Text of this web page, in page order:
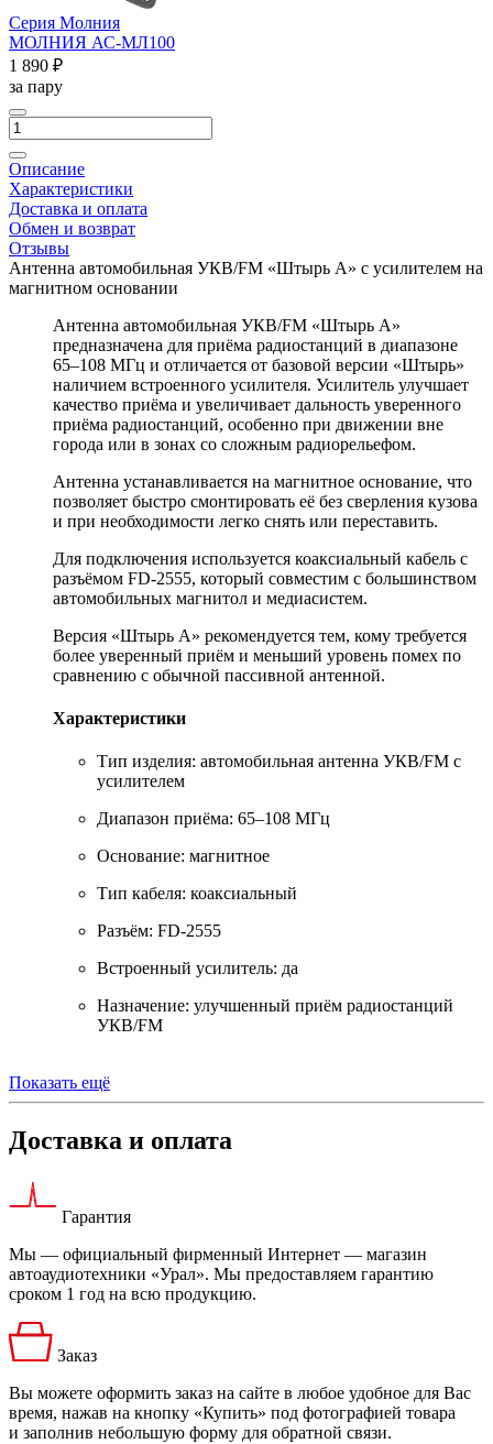
Серия Молния
МОЛНИЯ АС-МЛ100
1 890 ₽
за пару
Описание
Характеристики
Доставка и оплата
Обмен и возврат
Отзывы
Антенна автомобильная УКВ/FM «Штырь А» с усилителем на
магнитном основании
Антенна автомобильная УКВ/FM «Штырь А»
предназначена для приёма радиостанций в диапазоне
65–108 МГц и отличается от базовой версии «Штырь»
наличием встроенного усилителя. Усилитель улучшает
качество приёма и увеличивает дальность уверенного
приёма радиостанций, особенно при движении вне
города или в зонах со сложным радиорельефом.
Антенна устанавливается на магнитное основание, что
позволяет быстро смонтировать её без сверления кузова
и при необходимости легко снять или переставить.
Для подключения используется коаксиальный кабель с
разъёмом FD-2555, который совместим с большинством
автомобильных магнитол и медиасистем.
Версия «Штырь А» рекомендуется тем, кому требуется
более уверенный приём и меньший уровень помех по
сравнению с обычной пассивной антенной.
Характеристики
Тип изделия: автомобильная антенна УКВ/FM с
усилителем
Диапазон приёма: 65–108 МГц
Основание: магнитное
Тип кабеля: коаксиальный
Разъём: FD-2555
Встроенный усилитель: да
Назначение: улучшенный приём радиостанций
УКВ/FM
Показать ещё
Доставка и оплата
Гарантия
Мы — официальный фирменный Интернет — магазин
автоаудиотехники «Урал». Мы предоставляем гарантию
сроком 1 год на всю продукцию.
Заказ
Вы можете оформить заказ на сайте в любое удобное для Вас
время, нажав на кнопку «Купить» под фотографией товара
и заполнив небольшую форму для обратной связи.